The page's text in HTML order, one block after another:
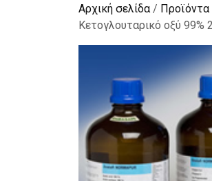
Αρχική σελίδα/ Προϊόντα
Κετογλουταρικό οξύ 99%